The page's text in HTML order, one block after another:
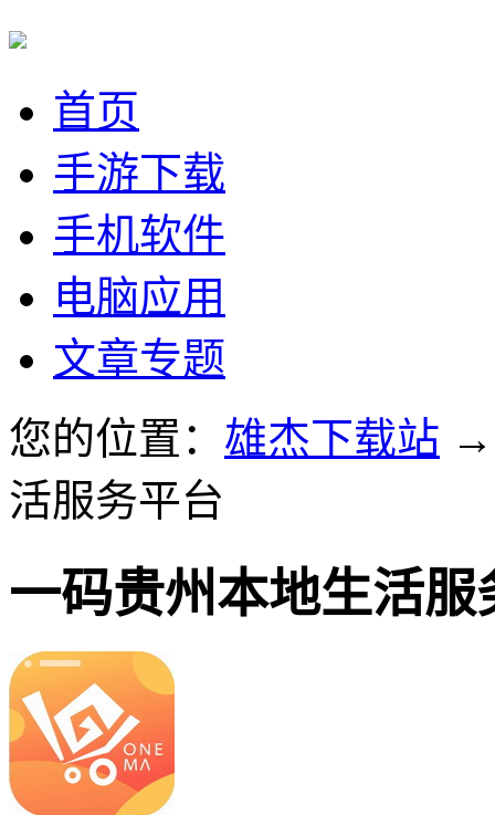
首页
手游下载
手机软件
电脑应用
文章专题
您的位置： 雄杰下载站
活服务平台
一码贵州本地生活服